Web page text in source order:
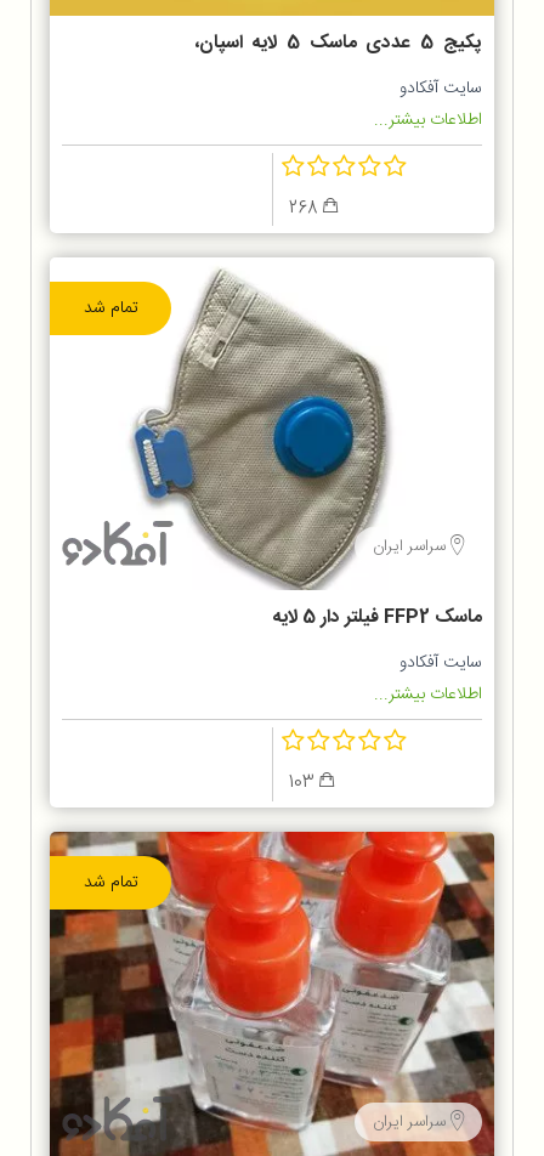
پکیج 5 عددی ماسک 5 لایه اسپان،
ملت و اس ام اس
سایت آفکادو
اطلاعات بیشتر...
تمام شد
سراسر ایران
ماسک FFP2 فیلتر دار 5 لایه
سایت آفکادو
اطلاعات بیشتر...
تمام شد
سراسر ایران